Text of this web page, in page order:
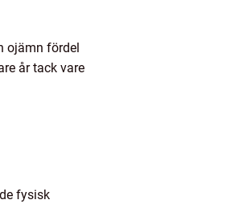
ojämn fördel
år tack vare
fysisk